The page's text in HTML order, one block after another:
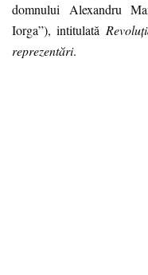
domnului Alexandru
Iorga”), intitulată
reprezentări.